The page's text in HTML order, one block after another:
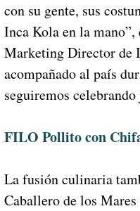
con su gente, sus
Inca Kola en la
Marketing Director de
acompañado al país
seguiremos
FILO Pollito con
La fusión culinaria
Caballero de los